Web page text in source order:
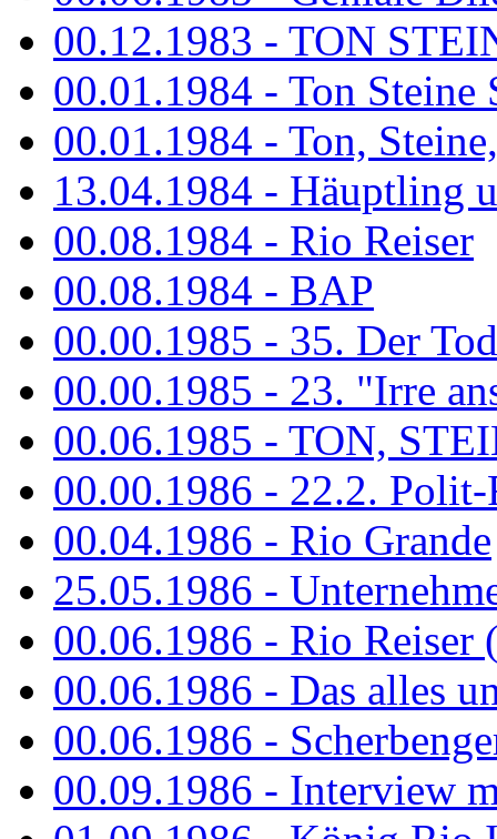
00.12.1983 - TON
00.01.1984 - Ton Steine
00.01.1984 - Ton,
13.04.1984 - Häuptling
00.08.1984 - Rio Reiser
00.08.1984 - BAP
00.00.1985 - 35. Der
00.00.1985 - 23. "Irre
00.06.1985 - TON,
00.00.1986 - 22.2.
00.04.1986 - Rio Grande
25.05.1986 -
00.06.1986 - Rio Reiser
00.06.1986 - Das alles
00.06.1986 -
00.09.1986 - Interview